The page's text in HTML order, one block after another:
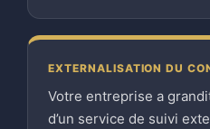
EXTERNALISATION DU
Votre entreprise a
d’un service de suivi